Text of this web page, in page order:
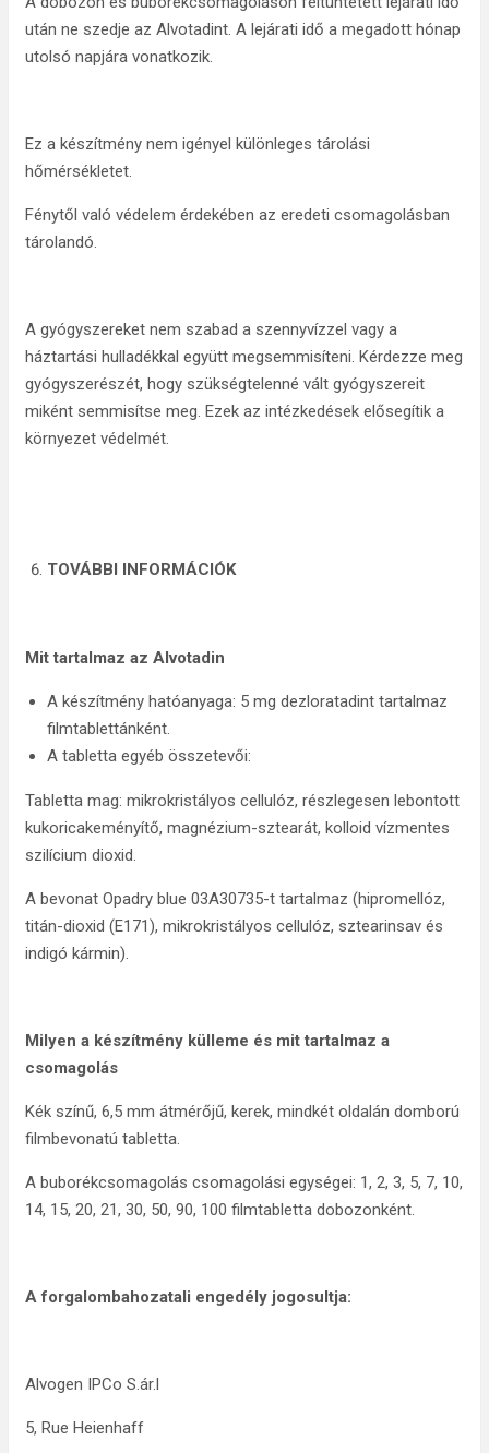
után ne szedje az Alvotadint. A lejárati idő a megadott hónap
utolsó napjára vonatkozik.
Ez a készítmény nem igényel különleges tárolási
hőmérsékletet.
Fénytől való védelem érdekében az eredeti csomagolásban
tárolandó.
A gyógyszereket nem szabad a szennyvízzel vagy a
háztartási hulladékkal együtt megsemmisíteni. Kérdezze meg
gyógyszerészét, hogy szükségtelenné vált gyógyszereit
miként semmisítse meg. Ezek az intézkedések elősegítik a
környezet védelmét.
TOVÁBBI INFORMÁCIÓK
Mit tartalmaz az Alvotadin
A készítmény hatóanyaga: 5 mg dezloratadint tartalmaz
filmtablettánként.
A tabletta egyéb összetevői:
Tabletta mag: mikrokristályos cellulóz, részlegesen lebontott
kukoricakeményítő, magnézium-sztearát, kolloid vízmentes
szilícium dioxid.
A bevonat Opadry blue 03A30735-t tartalmaz (hipromellóz,
titán-dioxid (E171), mikrokristályos cellulóz, sztearinsav és
indigó kármin).
Milyen a készítmény külleme és mit tartalmaz a
csomagolás
Kék színű, 6,5 mm átmérőjű, kerek, mindkét oldalán domború
filmbevonatú tabletta.
A buborékcsomagolás csomagolási egységei: 1, 2, 3, 5, 7, 10,
14, 15, 20, 21, 30, 50, 90, 100 filmtabletta dobozonként.
A forgalombahozatali engedély jogosultja:
Alvogen IPCo S.ár.l
5, Rue Heienhaff